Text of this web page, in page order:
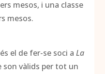
mesos, i una classe
mesos.
el de fer-se soci aLa
son vàlids per tot un